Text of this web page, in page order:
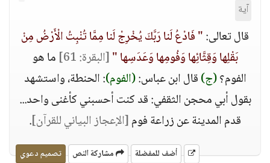
آية
قال تعالى:" فَادْعُ لَنا رَبَّكَ يُخْرِجْ لَنا مِمَّا تُنْبِتُ الْأَرْضُ مِنْ
بَقْلِها وَقِثَّائِها وَفُومِها وَعَدَسِها "[البقرة: 61]
ما هو
الفوم؟(ج)قال ابن عباس:(الفوم): الحنطة، واستشهد
بقول أبي محجن الثقفي: قد كنت أحسبني كأغنى واحد...
قدم المدينة عن زراعة فوم[الإعجاز البياني للقرآن].
أضف للمفضلة مشاركة النص تصميم دعوي